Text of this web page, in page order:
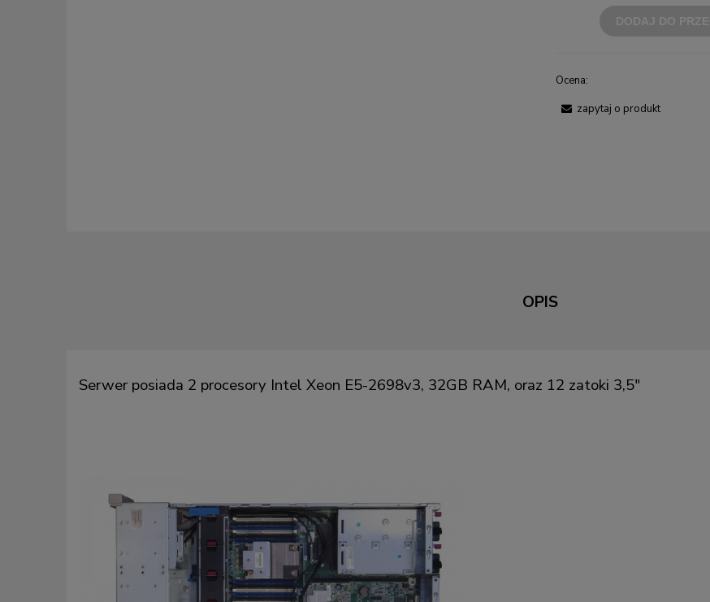
Ocena:
zapytaj o produkt
OPIS
Serwer posiada 2 procesory Intel Xeon E5-2698v3, 32GB RAM, oraz 12 zatoki 3,5"